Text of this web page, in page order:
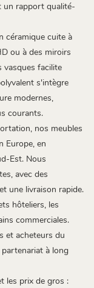
un rapport qualité-
céramique cuite à
ou à des miroirs
vasques facilite
s'intègre
modernes,
courants.
nos meubles
Europe, en
Est. Nous
avec des
une livraison rapide.
hôteliers, les
commerciales.
et acheteurs du
à long
les prix de gros :